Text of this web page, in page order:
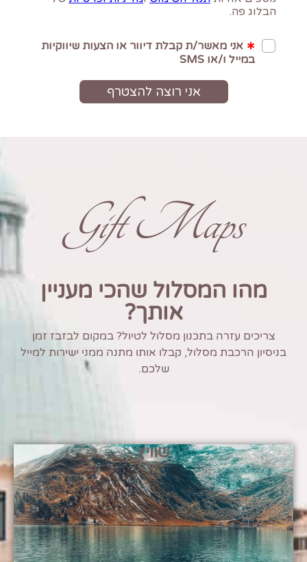
Gift Maps
מהו המסלול שהכי מעניין
אותך?
צריכים עזרה בתכנון מסלול לטיול? במקום לבזבז זמן
בניסיון הרכבת מסלול, קבלו אותו מתנה ממני ישירות למייל
שלכם.
שוויץ